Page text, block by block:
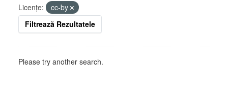
Licenţe:
cc-by
Filtrează Rezultatele
Please try another search.